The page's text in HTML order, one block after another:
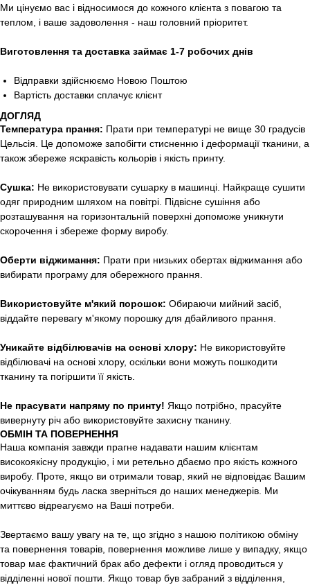
Ми цінуємо вас і відносимося до кожного клієнта з повагою та
теплом, і ваше задоволення - наш головний пріоритет.
Виготовлення та доставка займає 1-7 робочих днів
Відправки здійснюємо Новою Поштою
Вартість доставки сплачує клієнт
ДОГЛЯД
Температура прання: Прати при температурі не вище 30 градусів
Цельсія. Це допоможе запобігти стисненню і деформації тканини, а
також збереже яскравість кольорів і якість принту.
Сушка: Не використовувати сушарку в машинці. Найкраще сушити
одяг природним шляхом на повітрі. Підвісне сушіння або
розташування на горизонтальній поверхні допоможе уникнути
скорочення і збереже форму виробу.
Оберти віджимання: Прати при низьких обертах віджимання або
вибирати програму для обережного прання.
Використовуйте м'який порошок: Обираючи мийний засіб,
віддайте перевагу м'якому порошку для дбайливого прання.
Уникайте відбілювачів на основі хлору: Не використовуйте
відбілювачі на основі хлору, оскільки вони можуть пошкодити
тканину та погіршити її якість.
Не прасувати напряму по принту! Якщо потрібно, прасуйте
вивернуту річ або використовуйте захисну тканину.
ОБМІН ТА ПОВЕРНЕННЯ
Наша компанія завжди прагне надавати нашим клієнтам
високоякісну продукцію, і ми ретельно дбаємо про якість кожного
виробу. Проте, якщо ви отримали товар, який не відповідає Вашим
очікуванням будь ласка зверніться до наших менеджерів. Ми
миттєво відреагуємо на Ваші потреби.
Звертаємо вашу увагу на те, що згідно з нашою політикою обміну
та повернення товарів, повернення можливе лише у випадку, якщо
товар має фактичний брак або дефекти і огляд проводиться у
відділенні нової пошти. Якщо товар був забраний з відділення,